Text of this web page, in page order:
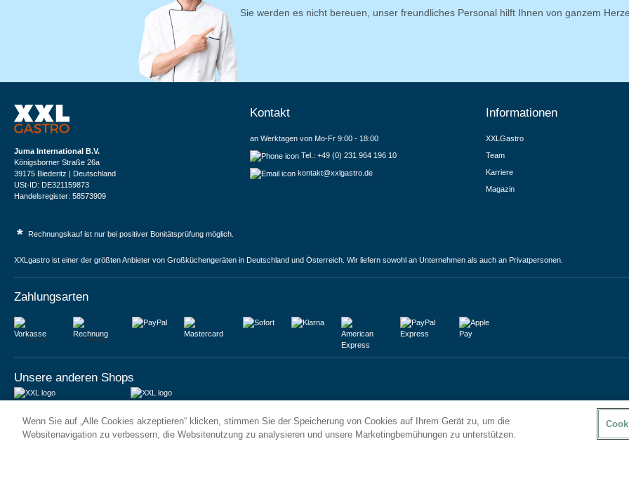
Sie werden es nicht bereuen, unser freundliches Personal hilft Ihnen von ganzem
Juma International B.V.
Königsborner Straße 26a
39175 Biederitz | Deutschland
USt-ID: DE321159873
Handelsregister: 58573909
Kontakt
an Werktagen von Mo-Fr 9:00 - 18:00
Tel.: +49 (0) 231 964 196 10
kontakt@xxlgastro.de
Informationen
XXLGastro
Team
Karriere
Magazin
* Rechnungskauf ist nur bei positiver Bonitätsprüfung möglich.
XXLgastro ist einer der größten Anbieter von Großküchengeräten in Deutschland und Österreich. Wir liefern sowohl an Unternehmen als auch an Privatpersonen.
Zahlungsarten
Vorkasse Rechnung
Unsere anderen Shops
6 Rue des Bateliers
92110 Clichy | France
Vrijheidweg 34
1521RR Wormerveer | Nederland
Wenn Sie auf „Alle Cookies akzeptieren“ klicken, stimmen Sie der Speicherung von Cookies auf Ihrem Gerät zu, um die
Websitenavigation zu verbessern, die Websitenutzung zu analysieren und unsere Marketingbemühungen zu unterstützen.